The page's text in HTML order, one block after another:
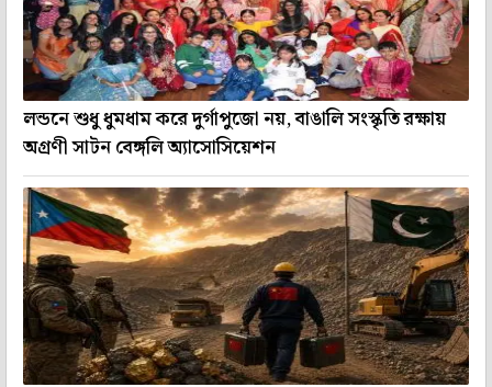
লন্ডনে শুধু ধুমধাম করে দুর্গাপুজো নয়, বাঙালি সংস্কৃতি রক্ষায়
অগ্রণী সাটন বেঙ্গলি অ্যাসোসিয়েশন